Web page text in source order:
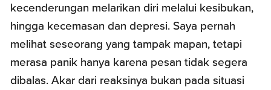
kecenderungan melarikan diri melalui kesibukan,
hingga kecemasan dan depresi. Saya pernah
melihat seseorang yang tampak mapan, tetapi
merasa panik hanya karena pesan tidak segera
dibalas. Akar dari reaksinya bukan pada situasi